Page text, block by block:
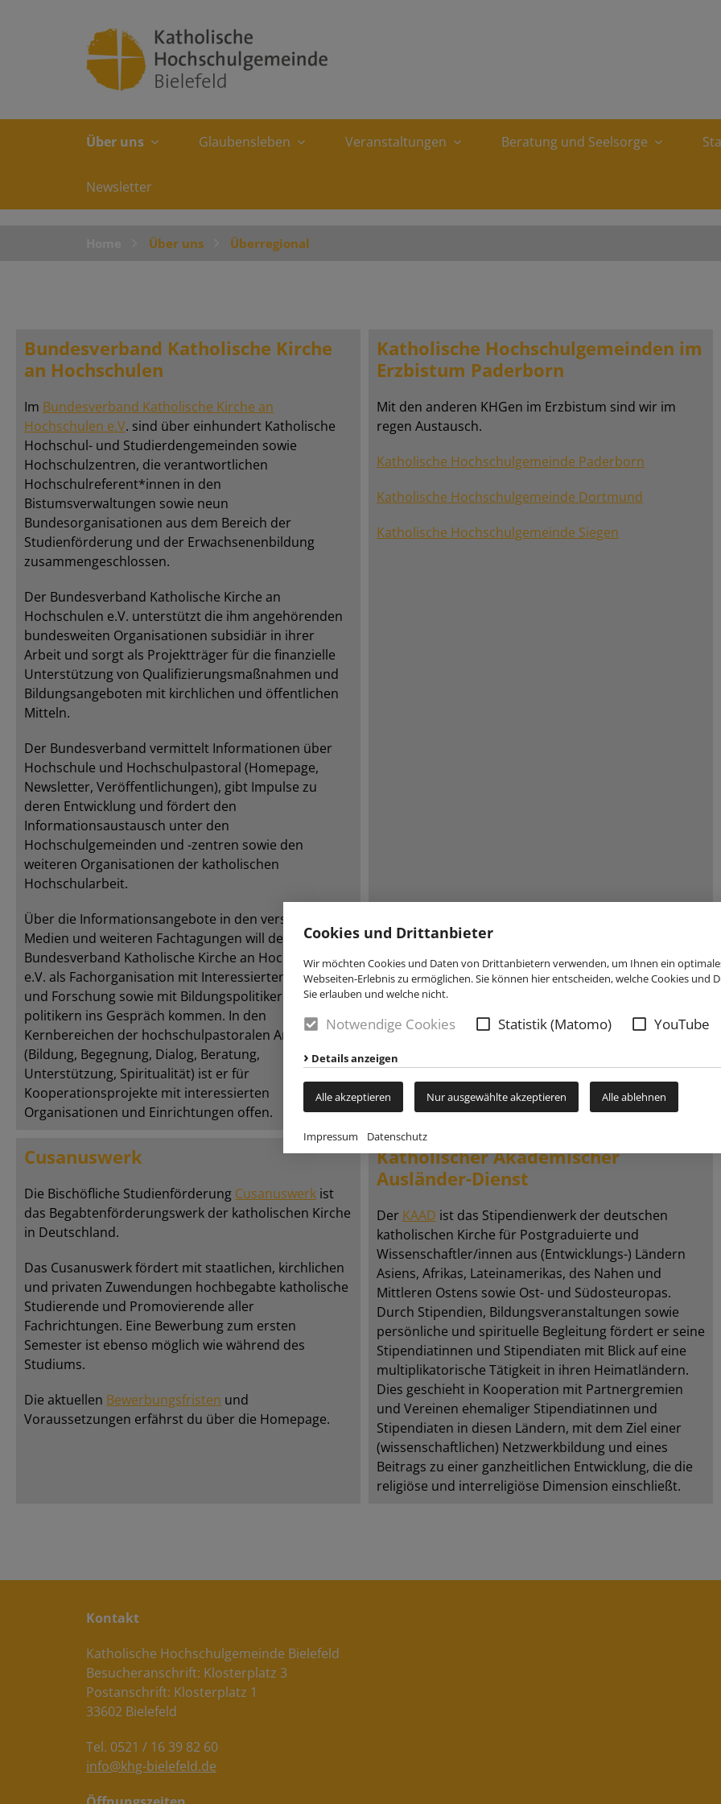
Cookies und Drittanbieter
Wir möchten Cookies und Daten von Drittanbietern verwenden, um Ihnen ein
Webseiten-Erlebnis zu ermöglichen. Sie können hier entscheiden, welche Cookies und
Sie erlauben und welche nicht.
Notwendige Cookies Statistik (Matomo) YouTube
Details anzeigen
Alle akzeptieren Nur ausgewählte akzeptieren Alle ablehnen
Impressum Datenschutz
Über uns Glaubensleben Veranstaltungen Beratung und Seelsorge
Newsletter
Über uns Überregional
Bundesverband Katholische Kirche
an Hochschulen
Im Bundesverband Katholische Kirche an
Hochschulen e.V. sind über einhundert Katholische
Hochschul- und Studierdengemeinden sowie
Hochschulzentren, die verantwortlichen
Hochschulreferent*innen in den
Bistumsverwaltungen sowie neun
Bundesorganisationen aus dem Bereich der
Studienförderung und der Erwachsenenbildung
zusammengeschlossen.
Der Bundesverband Katholische Kirche an
Hochschulen e.V. unterstützt die ihm angehörenden
bundesweiten Organisationen subsidiär in ihrer
Arbeit und sorgt als Projektträger für die finanzielle
Unterstützung von Qualifizierungsmaßnahmen und
Bildungsangeboten mit kirchlichen und öffentlichen
Mitteln.
Der Bundesverband vermittelt Informationen über
Hochschule und Hochschulpastoral (Homepage,
Newsletter, Veröffentlichungen), gibt Impulse zu
deren Entwicklung und fördert den
Informationsaustausch unter den
Hochschulgemeinden und -zentren sowie den
weiteren Organisationen der katholischen
Hochschularbeit.
Über die Informationsangebote in den verschiedenen
Medien und weiteren Fachtagungen will der
Bundesverband Katholische Kirche an Hochschulen
e.V. als Fachorganisation mit Interessierten aus Lehre
und Forschung sowie mit Bildungspolitikerinnen und -
politikern ins Gespräch kommen. In den
Kernbereichen der hochschulpastoralen Arbeit
(Bildung, Begegnung, Dialog, Beratung,
Unterstützung, Spiritualität) ist er für
Kooperationsprojekte mit interessierten
Organisationen und Einrichtungen offen.
Katholische Hochschulgemeinden im
Erzbistum Paderborn
Mit den anderen KHGen im Erzbistum sind wir im
regen Austausch.
Katholische Hochschulgemeinde Paderborn
Katholische Hochschulgemeinde Dortmund
Katholische Hochschulgemeinde Siegen
Cusanuswerk
Die Bischöfliche Studienförderung Cusanuswerk ist
das Begabtenförderungswerk der katholischen Kirche
in Deutschland.
Das Cusanuswerk fördert mit staatlichen, kirchlichen
und privaten Zuwendungen hochbegabte katholische
Studierende und Promovierende aller
Fachrichtungen. Eine Bewerbung zum ersten
Semester ist ebenso möglich wie während des
Studiums.
Die aktuellen Bewerbungsfristen und
Voraussetzungen erfährst du über die Homepage.
Katholischer Akademischer
Ausländer-Dienst
Der KAAD ist das Stipendienwerk der deutschen
katholischen Kirche für Postgraduierte und
Wissenschaftler/innen aus (Entwicklungs-) Ländern
Asiens, Afrikas, Lateinamerikas, des Nahen und
Mittleren Ostens sowie Ost- und Südosteuropas.
Durch Stipendien, Bildungsveranstaltungen sowie
persönliche und spirituelle Begleitung fördert er seine
Stipendiatinnen und Stipendiaten mit Blick auf eine
multiplikatorische Tätigkeit in ihren Heimatländern.
Dies geschieht in Kooperation mit Partnergremien
und Vereinen ehemaliger Stipendiatinnen und
Stipendiaten in diesen Ländern, mit dem Ziel einer
(wissenschaftlichen) Netzwerkbildung und eines
Beitrags zu einer ganzheitlichen Entwicklung, die die
religiöse und interreligiöse Dimension einschließt.
Kontakt
Katholische Hochschulgemeinde Bielefeld
Besucheranschrift: Klosterplatz 3
Postanschrift: Klosterplatz 1
33602 Bielefeld
Tel. 0521 / 16 39 82 60
info@khg-bielefeld.de